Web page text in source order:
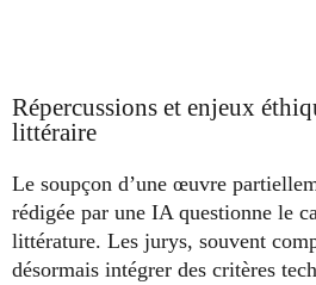
Répercussions et enjeux
littéraire
Le soupçon d’une œuvre
rédigée par une IA questionne le
littérature. Les jurys, souvent
désormais intégrer des critères